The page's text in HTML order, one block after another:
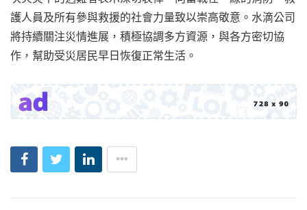
護人員及所有參與救援的社會力量致以崇高敬意。水滴公司
將持續關注災情進展，積極協調多方資源，與各方密切協
作，幫助受災居民早日恢復正常生活。